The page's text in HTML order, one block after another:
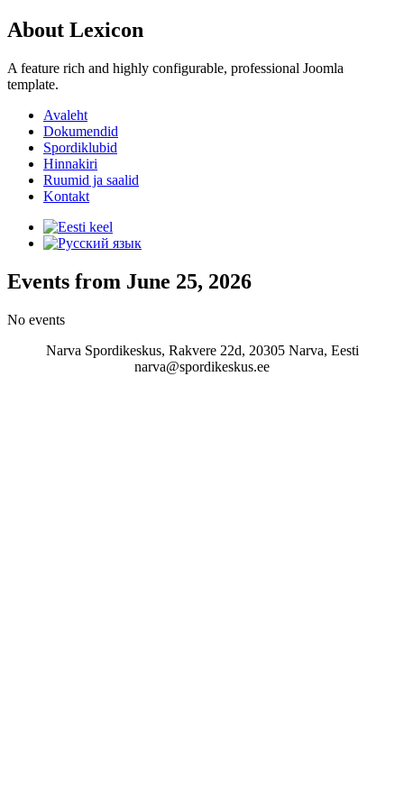
About Lexicon
A feature rich and highly configurable, professional Joomla
template.
Avaleht
Dokumendid
Spordiklubid
Hinnakiri
Ruumid ja saalid
Kontakt
Events from June 25, 2026
No events
Narva Spordikeskus, Rakvere 22d, 20305 Narva, Eesti
narva@spordikeskus.ee